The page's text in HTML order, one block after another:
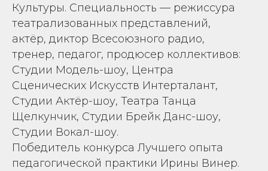
Культуры. Специальность — режиссура
театрализованных представлений,
актёр, диктор Всесоюзного радио,
тренер, педагог, продюсер коллективов:
Студии Модель-шоу, Центра
Сценических Искусств Интерталант,
Студии Актёр-шоу, Театра Танца
Щелкунчик, Студии Брейк Данс-шоу,
Студии Вокал-шоу.
Победитель конкурса Лучшего опыта
педагогической практики Ирины Винер.